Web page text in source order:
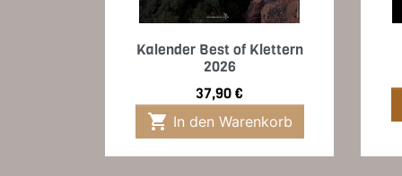
Vorschau
Kalender Best of Klettern
2026
Preis
37,90 €
 In den Warenkorb